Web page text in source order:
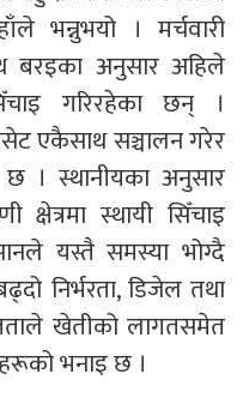
भन्नुभयो । मर्चवारी
बरइका अनुसार अहिले
गरिरहेका छन् ।
एकैसाथ सञ्चालन गरेर
। स्थानीयका अनुसार
क्षेत्रमा स्थायी सिँचाइ
यस्तै समस्या भोग्दै
निर्भरता, डिजेल तथा
खेतीको लागतसमेत
भनाइ छ ।